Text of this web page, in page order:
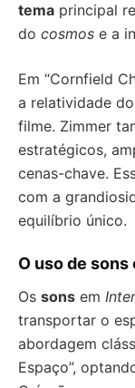
tema principal
do cosmos e a
Em “Cornfield
a relatividade
filme. Zimmer
estratégicos,
cenas-chave.
com a
equilíbrio único.
O uso de
Os sons em
transportar o
abordagem
Espaço”,